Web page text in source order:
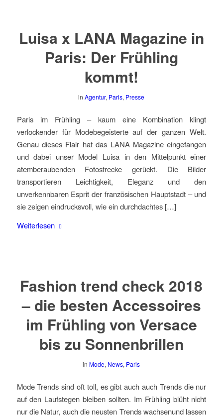
Luisa x LANA Magazine in
Paris: Der Frühling
kommt!
inAgentur, Paris, Presse
Paris im Frühling – kaum eine Kombination klingt
verlockender für Modebegeisterte auf der ganzen Welt.
Genau dieses Flair hat das LANA Magazine eingefangen
und dabei unser Model Luisa in den Mittelpunkt einer
atemberaubenden Fotostrecke gerückt. Die Bilder
transportieren Leichtigkeit, Eleganz und den
unverkennbaren Esprit der französischen Hauptstadt – und
sie zeigen eindrucksvoll, wie ein durchdachtes […]
Weiterlesen
Fashion trend check 2018
– die besten Accessoires
im Frühling von Versace
bis zu Sonnenbrillen
in Mode, News, Paris
Mode Trends sind oft toll, es gibt auch auch Trends die nur
auf den Laufstegen bleiben sollten. Im Frühling blüht nicht
nur die Natur, auch die neusten Trends wachsenund lassen